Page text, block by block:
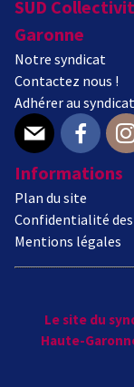
SUD
Garonne
Notre syndicat
Contactez nous !
Adhérer au syndicat
E-mail Facebook
Informations
Plan du site
Confidentialité des
Mentions légales
Le site du
Haute-